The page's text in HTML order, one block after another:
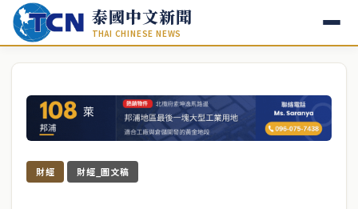
泰國中文新聞
THAI CHINESE NEWS
財經 財經_圖文稿